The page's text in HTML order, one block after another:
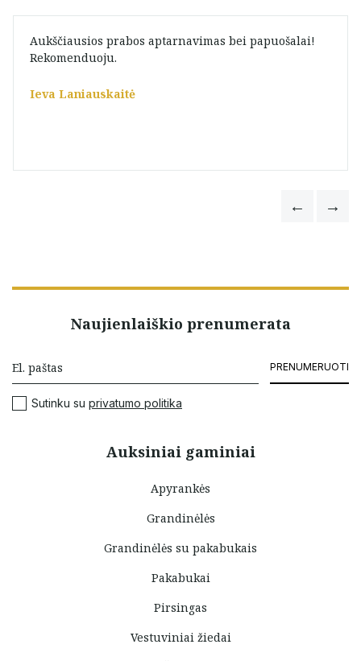
Aukščiausios prabos aptarnavimas bei papuošalai!
Rekomenduoju.
Ieva Laniauskaitė
Auksiniai gaminiai
Apyrankės
Grandinėlės
Grandinėlės su pakabukais
Pakabukai
Pirsingas
Vestuviniai žiedai
Naujienlaiškio prenumerata
PRENUMERUOTI
Sutinku su privatumo politika